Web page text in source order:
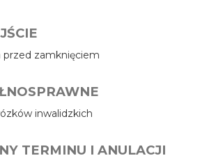
przed zamknięciem
inwalidzkich
TERMINU I ANULACJI